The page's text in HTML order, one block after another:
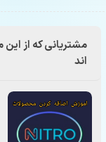
مشتریانی که از
اند